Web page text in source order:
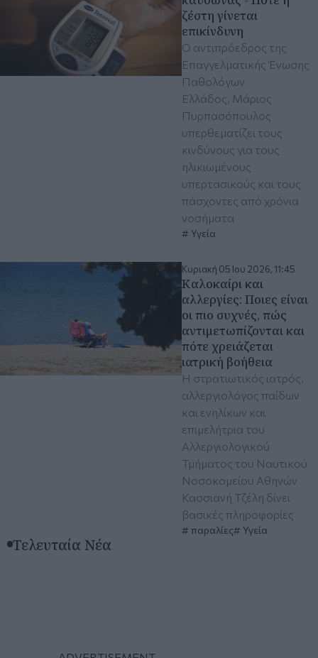
ζέστη γίνεται
επικίνδυνη
Ο αντιπρόεδρος της
Επαγγελματικής Ένωσης
Παθολόγων
Ελλάδος, Μάριος
Πυρπασόπουλος
υπερθεματίζει τους
κινδύνους για τους
ηλικιωμένους
υπερτασικούς και τους
πάσχοντες από χρόνια
νοσήματα
Υγεία
Κυριακή 05 Ιου 2026, 11:45
Καλοκαίρι και
αλλεργίες: Ποιες είναι
οι πιο συχνές, πώς
αντιμετωπίζονται και
πότε χρειάζεται
ιατρική βοήθεια
Η στρατιωτικός ιατρός,
αλλεργιολόγος παίδων
και ενηλίκων και
επιμελήτρια του
Αλλεργιολογικού
Τμήματος του Ναυτικού
Νοσοκομείου Αθηνών
Κασσιανή Τζέλη δίνει
βασικές πληροφορίες
παραλίες Υγεία
Τελευταία Νέα